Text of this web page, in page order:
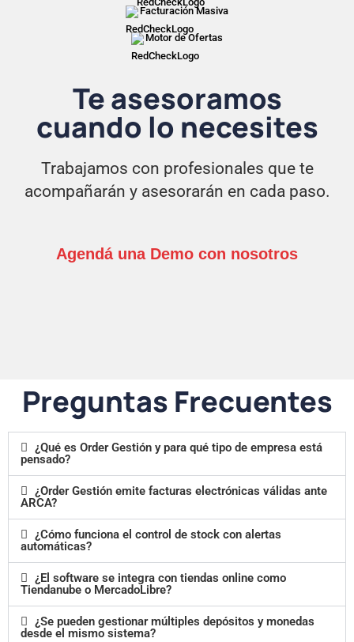
Facturación Masiva
Motor de Ofertas
Te asesoramos
cuando lo necesites
Trabajamos con profesionales que te
acompañarán y asesorarán en cada paso.
Agendá una Demo con nosotros
Preguntas Frecuentes
¿Qué es Order Gestión y para qué tipo de empresa está
pensado?
¿Order Gestión emite facturas electrónicas válidas ante
ARCA?
¿Cómo funciona el control de stock con alertas
automáticas?
¿El software se integra con tiendas online como
Tiendanube o MercadoLibre?
¿Se pueden gestionar múltiples depósitos y monedas
desde el mismo sistema?